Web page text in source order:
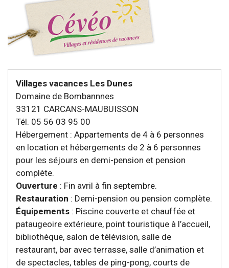
Villages vacances Les Dunes
Domaine de Bombannnes
33121 CARCANS-MAUBUISSON
Tél. 05 56 03 95 00
Hébergement : Appartements de 4 à 6 personnes
en location et hébergements de 2 à 6 personnes
pour les séjours en demi-pension et pension
complète.
Ouverture : Fin avril à fin septembre.
Restauration : Demi-pension ou pension complète.
Équipements : Piscine couverte et chauffée et
pataugeoire extérieure, point touristique à l’accueil,
bibliothèque, salon de télévision, salle de
restaurant, bar avec terrasse, salle d’animation et
de spectacles, tables de ping-pong, courts de